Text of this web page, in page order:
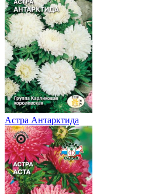
Астра Антарктида